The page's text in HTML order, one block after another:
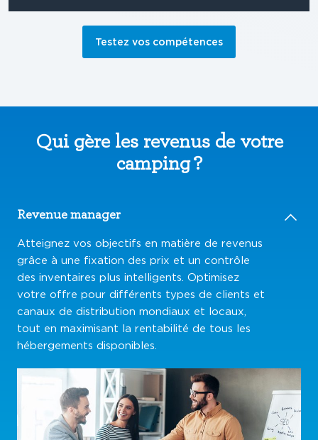
Testez vos compétences
Qui gère les revenus de votre
camping ?
Revenue manager
Atteignez vos objectifs en matière de revenus
grâce à une fixation des prix et un contrôle
des inventaires plus intelligents. Optimisez
votre offre pour différents types de clients et
canaux de distribution mondiaux et locaux,
tout en maximisant la rentabilité de tous les
hébergements disponibles.